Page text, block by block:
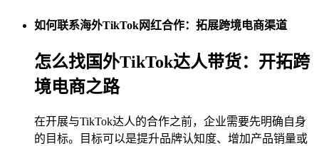
如何联系海外TikTok网红合作：拓展跨境电商渠道
怎么找国外TikTok达人带货：开拓跨
境电商之路
在开展与TikTok达人的合作之前，企业需要先明确自身
的目标。目标可以是提升品牌认知度、增加产品销量或